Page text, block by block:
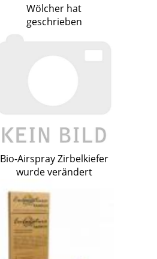
Wölcher hat
geschrieben
Bio-Airspray Zirbelkiefer
wurde verändert